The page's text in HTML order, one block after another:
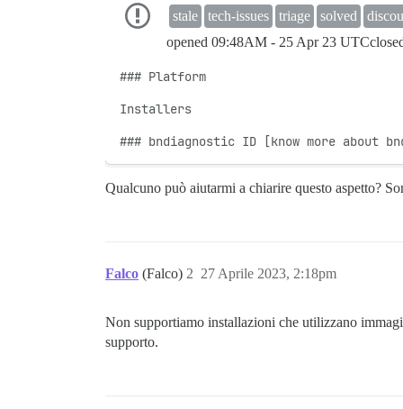
opened 09:48AM - 25 Apr 23 UTC
stale tech-issues triage solved
### Platform
Installers
### bndiagnostic ID [know more about
Qualcuno può aiutarmi a chiarire questo aspetto?
Falco (Falco) 27 Aprile 2023, 2:18pm
2
Non supportiamo installazioni che utilizzano
supporto.